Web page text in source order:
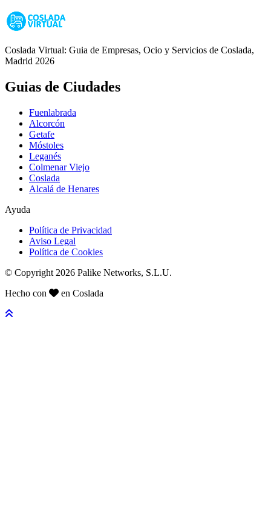
Coslada Virtual: Guia de Empresas, Ocio y Servicios de Coslada,
Madrid 2026
Guias de Ciudades
Fuenlabrada
Alcorcón
Getafe
Móstoles
Leganés
Colmenar Viejo
Coslada
Alcalá de Henares
Ayuda
Política de Privacidad
Aviso Legal
Política de Cookies
© Copyright 2026 Palike Networks, S.L.U.
Hecho con
en Coslada